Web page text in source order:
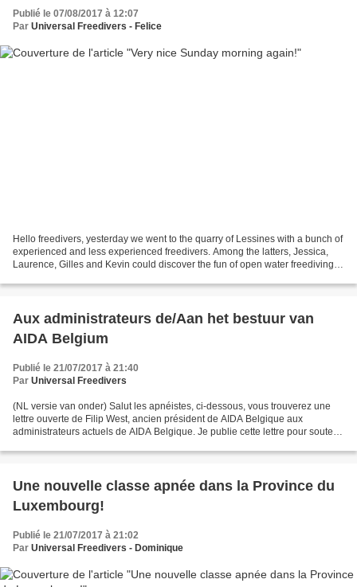
Publié le 07/08/2017 à 12:07
Par Universal Freedivers - Felice
Hello freedivers, yesterday we went to the quarry of Lessines with a bunch of
experienced and less experienced freedivers. Among the latters, Jessica,
Laurence, Gilles and Kevin could discover the fun of open water freediving in
Aux administrateurs de/Aan het bestuur van
AIDA Belgium
Publié le 21/07/2017 à 21:40
Par Universal Freedivers
(NL versie van onder) Salut les apnéistes, ci-dessous, vous trouverez une
lettre ouverte de Filip West, ancien président de AIDA Belgique aux
administrateurs actuels de AIDA Belgique. Je publie cette lettre pour soutenir
Une nouvelle classe apnée dans la Province du
Luxembourg!
Publié le 21/07/2017 à 21:02
Par Universal Freedivers - Dominique